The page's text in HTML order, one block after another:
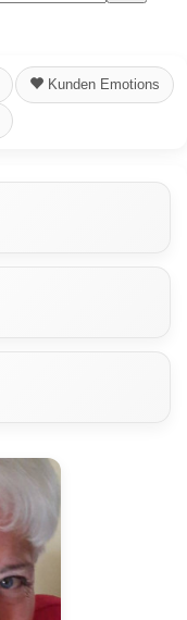
Kunden Emotions